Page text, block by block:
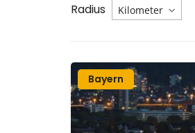
Radius
Bayern